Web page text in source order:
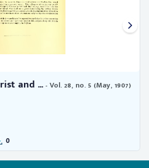
and ...- Vol. 28, no. 5 (May, 1907)